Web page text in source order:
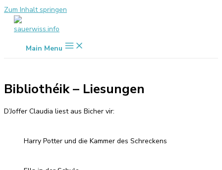
Zum Inhalt springen
Main Menu
Bibliothéik – Liesungen
D’Joffer Claudia liest aus Bicher vir:
Harry Potter und die Kammer des Schreckens